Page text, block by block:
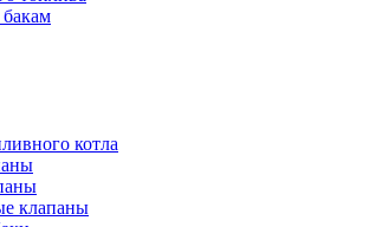
котла
клапаны